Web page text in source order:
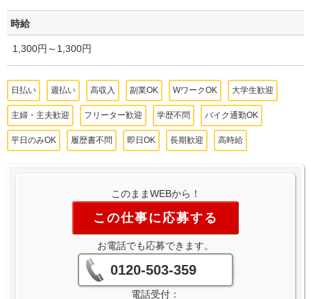
時給
1,300円～1,300円
日払い 週払い 高収入 副業OK WワークOK 大学生歓迎
主婦・主夫歓迎 フリーター歓迎 学歴不問 バイク通勤OK
平日のみOK 履歴書不問 即日OK 長期歓迎 高時給
このままWEBから！
この仕事に応募する
お電話でも応募できます。
0120-503-359
電話受付：